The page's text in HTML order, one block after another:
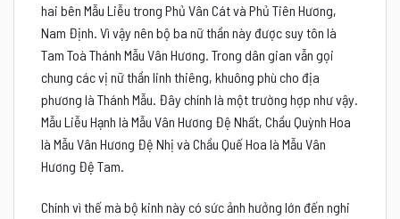
hai bên Mẫu Liễu trong Phủ Vân Cát và Phủ Tiên Hương,
Nam Định. Vì vậy nên bộ ba nữ thần này được suy tôn là
Tam Toà Thánh Mẫu Vân Hương. Trong dân gian vẫn gọi
chung các vị nữ thần linh thiêng, khuông phù cho địa
phương là Thánh Mẫu. Đây chính là một trường hợp như vậy.
Mẫu Liễu Hạnh là Mẫu Vân Hương Đệ Nhất, Chầu Quỳnh Hoa
là Mẫu Vân Hương Đệ Nhị và Chầu Quế Hoa là Mẫu Vân
Hương Đệ Tam.
Chính vì thế mà bộ kinh này có sức ảnh hưởng lớn đến nghi